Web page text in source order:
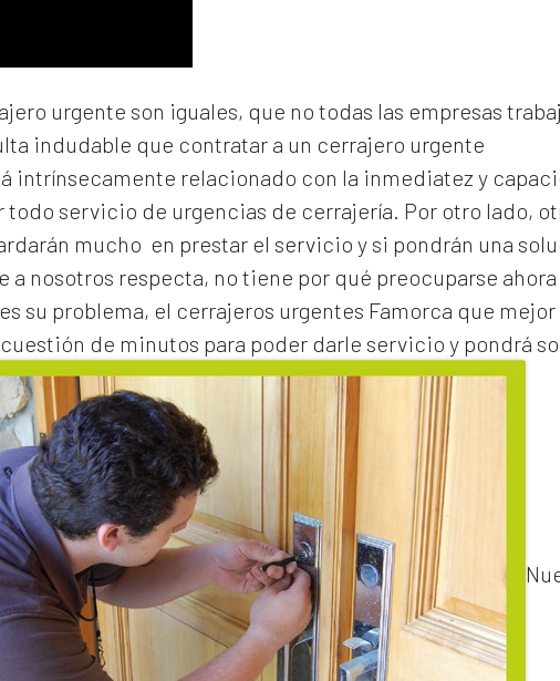
urgente son iguales, que no todas las empresas
indudable que contratar a un cerrajero urgente
intrínsecamente relacionado con la inmediatez y
servicio de urgencias de cerrajería. Por otro lado,
mucho en prestar el servicio y si pondrán una
nosotros respecta, no tiene por qué preocuparse
su problema, el cerrajeros urgentes Famorca que mejor
de minutos para poder darle servicio y pondrá